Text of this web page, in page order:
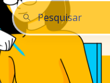
Não há sugestões